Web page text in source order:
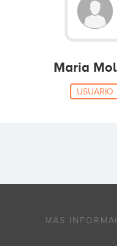
Maria
USUARIO
MÁS